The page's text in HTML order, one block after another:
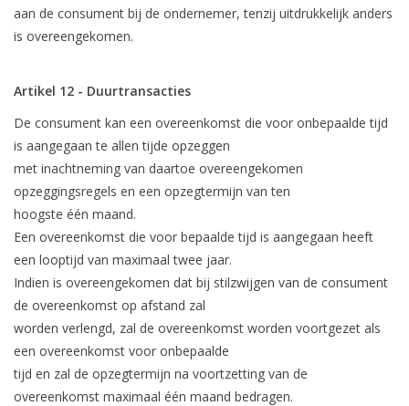
aan de consument bij de ondernemer, tenzij uitdrukkelijk anders
is overeengekomen.
Artikel 12 - Duurtransacties
De consument kan een overeenkomst die voor onbepaalde tijd
is aangegaan te allen tijde opzeggen
met inachtneming van daartoe overeengekomen
opzeggingsregels en een opzegtermijn van ten
hoogste één maand.
Een overeenkomst die voor bepaalde tijd is aangegaan heeft
een looptijd van maximaal twee jaar.
Indien is overeengekomen dat bij stilzwijgen van de consument
de overeenkomst op afstand zal
worden verlengd, zal de overeenkomst worden voortgezet als
een overeenkomst voor onbepaalde
tijd en zal de opzegtermijn na voortzetting van de
overeenkomst maximaal één maand bedragen.